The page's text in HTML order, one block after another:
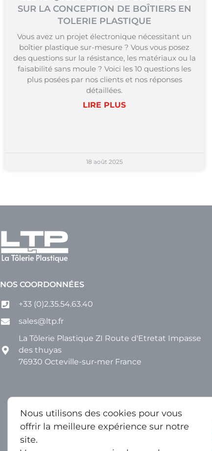
SUR LA CONCEPTION DE BOÎTIERS EN
TOLERIE PLASTIQUE
Vous avez un projet électronique nécessitant un
boîtier plastique sur-mesure ? Vous vous posez
des questions sur la résistance, les matériaux ou la
faisabilité sans moule ? Voici les 10 questions les
plus posées par nos clients et nos réponses
détaillées.
LIRE PLUS
18 août 2025
NOS COORDONNÉES
+33 (0)2.35.54.63.40
sales@ltp.fr
La Tôlerie Plastique ZI Route d'Etretat Impasse
des thuyas
76930 Octeville-sur-mer France
Nous utilisons des cookies pour vous
offrir la meilleure expérience sur notre
site.